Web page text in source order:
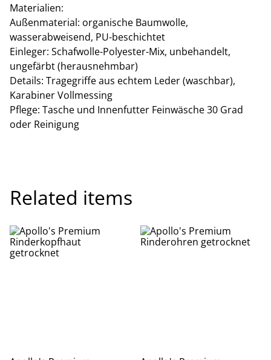
Materialien:
Außenmaterial: organische Baumwolle,
wasserabweisend, PU-beschichtet
Einleger: Schafwolle-Polyester-Mix, unbehandelt,
ungefärbt (herausnehmbar)
Details: Tragegriffe aus echtem Leder (waschbar),
Karabiner Vollmessing
Pflege: Tasche und Innenfutter Feinwäsche 30 Grad
oder Reinigung
Related items